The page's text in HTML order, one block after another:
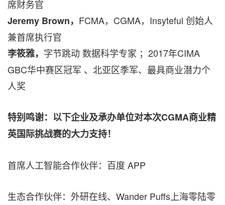
席财务官
Jeremy Brown， FCMA，CGMA，Insyteful 创始人
兼首席执行官
李筱雅， 字节跳动 数据科学专家 ；2017年CIMA
GBC华中赛区冠军 、北亚区季军、最具商业潜力个
人奖
特别鸣谢：以下企业及承办单位对本次CGMA商业精
英国际挑战赛的大力支持！
首席人工智能合作伙伴：百度 APP
生态合作伙伴：外研在线、Wander Puffs上海零陆零